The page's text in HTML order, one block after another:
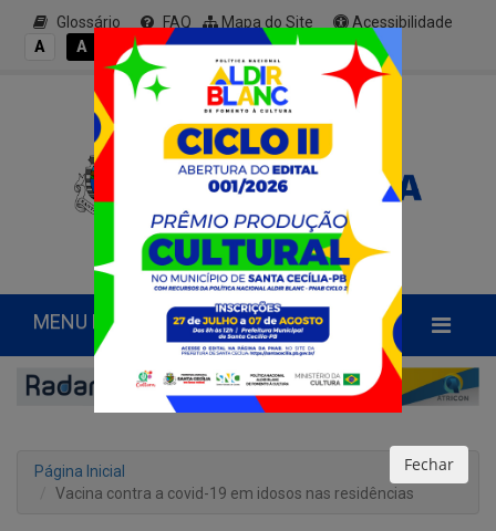
Glossário FAQ Mapa do Site
Acessibilidade
A
A A A+
MENU PRINCIPAL
Página Inicial
Vacina contra a covid-19 em idosos nas residências
Fechar